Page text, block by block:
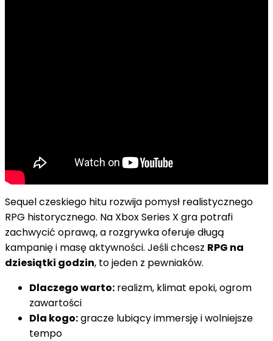
Sequel czeskiego hitu rozwija pomysł realistycznego
RPG historycznego. Na Xbox Series X gra potrafi
zachwycić oprawą, a rozgrywka oferuje długą
kampanię i masę aktywności. Jeśli chcesz RPG na
dziesiątki godzin, to jeden z pewniaków.
Dlaczego warto: realizm, klimat epoki, ogrom
zawartości
Dla kogo:gracze lubiący immersję i wolniejsze
tempo